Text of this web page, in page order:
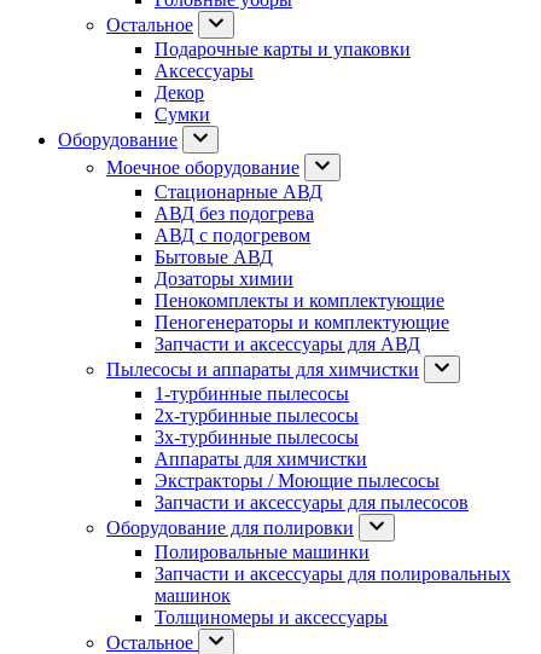
Остальное
Подарочные карты и упаковки
Аксессуары
Декор
Сумки
Оборудование
Моечное оборудование
Стационарные АВД
АВД без подогрева
АВД с подогревом
Бытовые АВД
Дозаторы химии
Пенокомплекты и комплектующие
Пеногенераторы и комплектующие
Запчасти и аксессуары для АВД
Пылесосы и аппараты для химчистки
1-турбинные пылесосы
2х-турбинные пылесосы
3х-турбинные пылесосы
Аппараты для химчистки
Экстракторы / Моющие пылесосы
Запчасти и аксессуары для пылесосов
Оборудование для полировки
Полировальные машинки
Запчасти и аксессуары для полировальных
машинок
Толщиномеры и аксессуары
Остальное